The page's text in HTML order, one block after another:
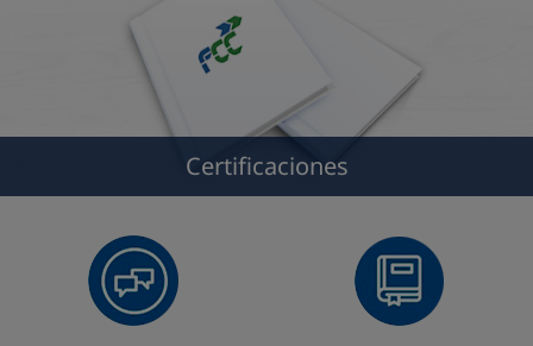
Certificaciones